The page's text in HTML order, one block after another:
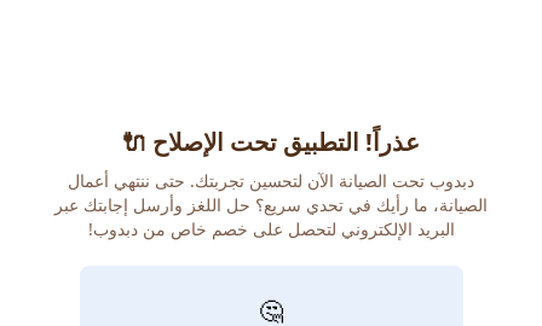
عذراً! التطبيق تحت الإصلاح 🔌
دبدوب تحت الصيانة الآن لتحسين تجربتك. حتى ننتهي أعمال
الصيانة، ما رأيك في تحدي سريع؟ حل اللغز وأرسل إجابتك عبر
البريد الإلكتروني لتحصل على خصم خاص من دبدوب!
🤔